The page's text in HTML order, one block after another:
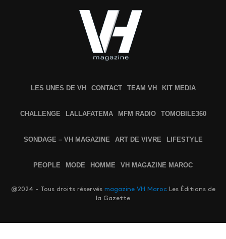
LES UNES DE VH CONTACT TEAM VH KIT MEDIA
CHALLENGE LALLAFATEMA MFM RADIO TOMOBILE360
SONDAGE – VH MAGAZINE ART DE VIVRE LIFESTYLE
PEOPLE MODE HOMME VH MAGAZINE MAROC
@2024 - Tous droits réservés magazine VH MarocLes Éditions de
la Gazette